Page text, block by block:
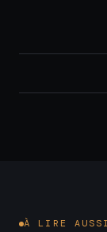
À LIRE AUSSI